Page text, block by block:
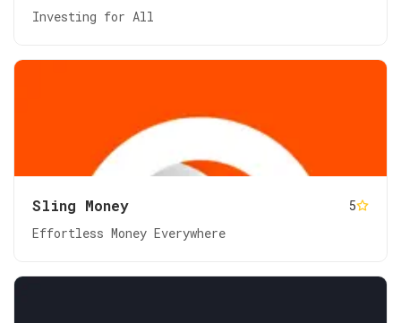
Investing for All
Sling Money
5
Effortless Money Everywhere